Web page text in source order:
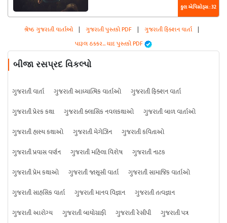
કુલ એપિસોડ્સ : 32
શ્રેષ્ઠ ગુજરાતી વાર્તાઓ | ગુજરાતી પુસ્તકો PDF | ગુજરાતી ફિક્શન વાર્તા |
પારૂલ ઠક્કર... યાદ પુસ્તકો PDF
બીજા રસપ્રદ વિકલ્પો
ગુજરાતી વાર્તા ગુજરાતી આધ્યાત્મિક વાર્તાઓ
ગુજરાતી ફિક્શન વાર્તા
ગુજરાતી પ્રેરક કથા
ગુજરાતી ક્લાસિક નવલકથાઓ
ગુજરાતી બાળ વાર્તાઓ
ગુજરાતી હાસ્ય કથાઓ
ગુજરાતી મેગેઝિન
ગુજરાતી કવિતાઓ
ગુજરાતી પ્રવાસ વર્ણન
ગુજરાતી મહિલા વિશેષ
ગુજરાતી નાટક
ગુજરાતી પ્રેમ કથાઓ
ગુજરાતી જાસૂસી વાર્તા
ગુજરાતી સામાજિક વાર્તાઓ
ગુજરાતી સાહસિક વાર્તા
ગુજરાતી માનવ વિજ્ઞાન
ગુજરાતી તત્વજ્ઞાન
ગુજરાતી આરોગ્ય
ગુજરાતી બાયોગ્રાફી ગુજરાતી રેસીપી ગુજરાતી પત્ર